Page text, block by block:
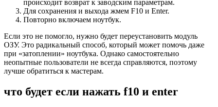
происходит возврат к заводским параметрам.
Для сохранения и выхода жмем F10 и Enter.
Повторно включаем ноутбук.
Если это не помогло, нужно будет переустановить модуль
ОЗУ. Это радикальный способ, который может помочь даже
при «затоплении» ноутбука. Однако самостоятельно
неопытные пользователи не всегда справляются, поэтому
лучше обратиться к мастерам.
что будет если нажать f10 и enter